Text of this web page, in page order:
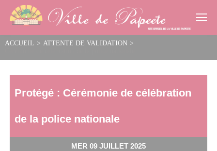
ACCUEIL > ATTENTE DE VALIDATION >
Protégé : Cérémonie de célébration
de la police nationale
MER 09 JUILLET 2025
Cookies management panel